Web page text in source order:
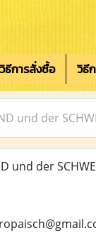
วิธีการสั่งซื้อ วิธี
und der
und der